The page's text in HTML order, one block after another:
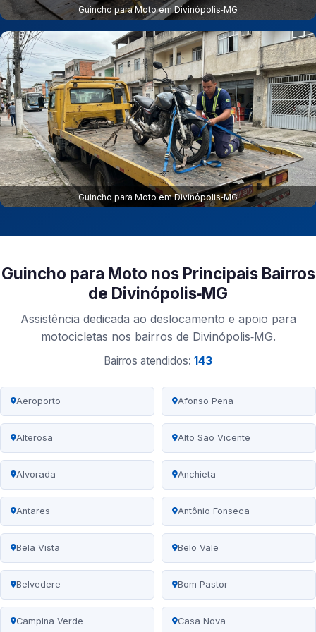
Guincho para Moto em Divinópolis‑MG
Guincho para Moto em Divinópolis‑MG
Guincho para Moto nos Principais Bairros
de Divinópolis‑MG
Assistência dedicada ao deslocamento e apoio para
motocicletas nos bairros de Divinópolis‑MG.
Bairros atendidos: 143
Aeroporto Afonso Pena
Alterosa Alto São Vicente
Alvorada Anchieta
Antares Antônio Fonseca
Bela Vista Belo Vale
Belvedere Bom Pastor
Campina Verde Casa Nova